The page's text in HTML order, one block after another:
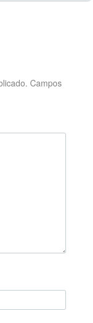
Campos